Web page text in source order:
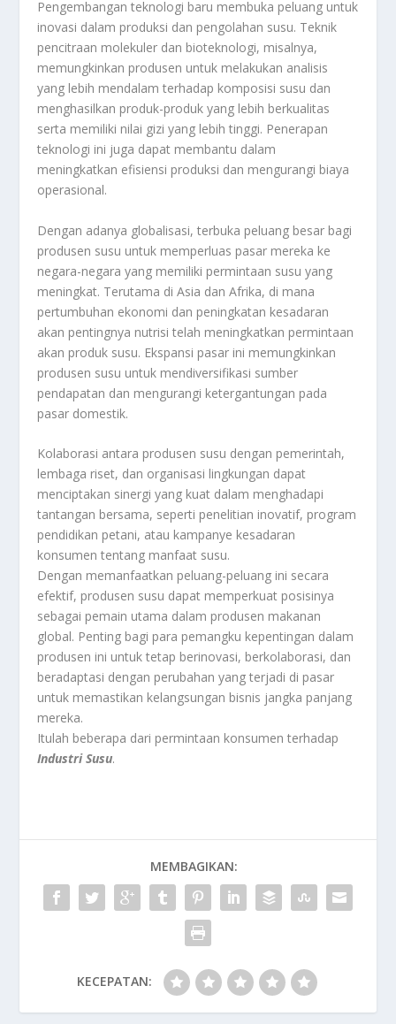
Pengembangan teknologi baru membuka peluang untuk
inovasi dalam produksi dan pengolahan susu. Teknik
pencitraan molekuler dan bioteknologi, misalnya,
memungkinkan produsen untuk melakukan analisis
yang lebih mendalam terhadap komposisi susu dan
menghasilkan produk-produk yang lebih berkualitas
serta memiliki nilai gizi yang lebih tinggi. Penerapan
teknologi ini juga dapat membantu dalam
meningkatkan efisiensi produksi dan mengurangi biaya
operasional.
Dengan adanya globalisasi, terbuka peluang besar bagi
produsen susu untuk memperluas pasar mereka ke
negara-negara yang memiliki permintaan susu yang
meningkat. Terutama di Asia dan Afrika, di mana
pertumbuhan ekonomi dan peningkatan kesadaran
akan pentingnya nutrisi telah meningkatkan permintaan
akan produk susu. Ekspansi pasar ini memungkinkan
produsen susu untuk mendiversifikasi sumber
pendapatan dan mengurangi ketergantungan pada
pasar domestik.
Kolaborasi antara produsen susu dengan pemerintah,
lembaga riset, dan organisasi lingkungan dapat
menciptakan sinergi yang kuat dalam menghadapi
tantangan bersama, seperti penelitian inovatif, program
pendidikan petani, atau kampanye kesadaran
konsumen tentang manfaat susu.
Dengan memanfaatkan peluang-peluang ini secara
efektif, produsen susu dapat memperkuat posisinya
sebagai pemain utama dalam produsen makanan
global. Penting bagi para pemangku kepentingan dalam
produsen ini untuk tetap berinovasi, berkolaborasi, dan
beradaptasi dengan perubahan yang terjadi di pasar
untuk memastikan kelangsungan bisnis jangka panjang
mereka.
Itulah beberapa dari permintaan konsumen terhadap
Industri Susu.
MEMBAGIKAN:
KECEPATAN: